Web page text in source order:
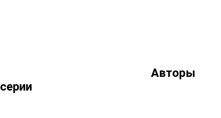
Авторы
серии